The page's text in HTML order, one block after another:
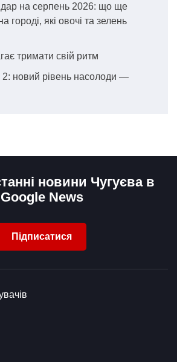
на серпень 2026: що ще
городі, які овочі та зелень
тримати свій ритм
новий рівень насолоди —
новини Чугуєва в
Google News
Підписатися